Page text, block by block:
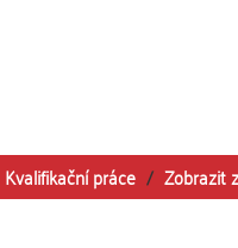
Kvalifikační práce
Zobrazit